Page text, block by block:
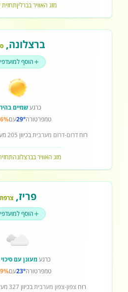
מזג האוויר בברליןתחזית
ברצלונה,
הוסף
כרגעשמיים
טמפרטורה29°עם
רוח דרום-דרום מערביתבכיוון 205
מזג האוויר בברצלונה
פריז,צרפת
הוסף
כרגעמעונן עם
טמפרטורה23°עם
רוח צפון-צפון מערביתבכיוון327